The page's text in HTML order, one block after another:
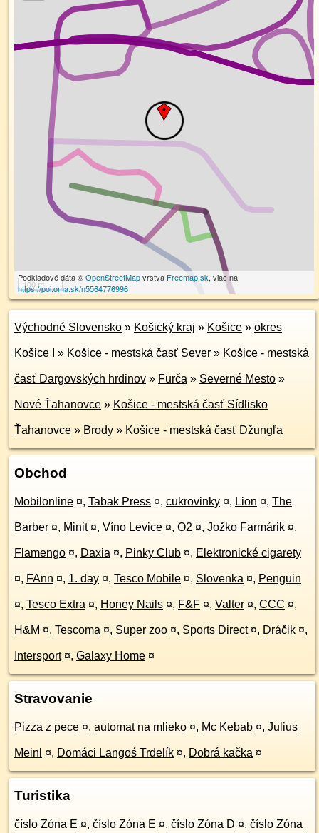
100 m
Podkladové dáta ©OpenStreetMapvrstva Freemap.sk, viac na
https://poi.oma.sk/n5564776996
Východné Slovensko » Košický kraj » Košice » okres
Košice I » Košice - mestská časť Sever » Košice - mestská
časť Dargovských hrdinov » Furča » Severné Mesto »
Nové Ťahanovce » Košice - mestská časť Sídlisko
Ťahanovce » Brody » Košice - mestská časť Džungľa
Obchod
Mobilonline ¤, Tabak Press ¤, cukrovinky ¤, Lion ¤, The
Barber ¤, Minit ¤, Víno Levice ¤, O2 ¤, Jožko Farmárik ¤,
Flamengo ¤, Daxia ¤, Pinky Club ¤, Elektronické cigarety
¤, FAnn ¤, 1. day ¤, Tesco Mobile ¤, Slovenka ¤, Penguin
¤, Tesco Extra ¤, Honey Nails ¤, F&F ¤, Valter ¤, CCC ¤,
H&M ¤, Tescoma ¤, Super zoo ¤, Sports Direct ¤, Dráčik ¤,
Intersport ¤, Galaxy Home ¤
Stravovanie
Pizza z pece ¤, automat na mlieko ¤, Mc Kebab ¤, Julius
Meinl ¤, Domáci Langoś Trdelík ¤, Dobrá kačka ¤
Turistika
číslo Zóna E ¤, číslo Zóna E ¤, číslo Zóna D ¤, číslo Zóna